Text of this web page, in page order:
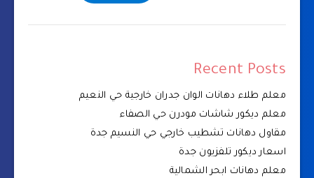
Recent Posts
معلم طلاء دهانات الوان جدران خارجية حي النعيم
معلم ديكور شاشات مودرن حي الصفاء
مقاول دهانات تشطيب خارجي حي النسيم جدة
اسعار ديكور تلفزيون جدة
معلم دهانات ابحر الشمالية